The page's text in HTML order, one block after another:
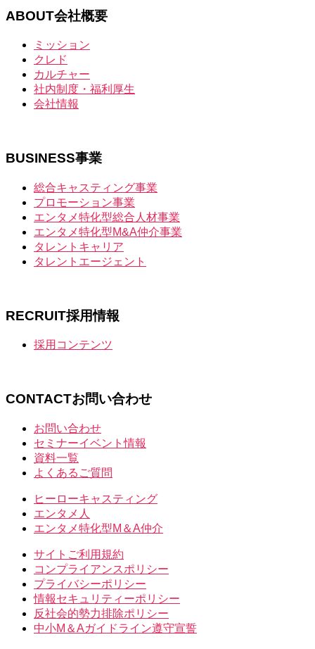
ABOUT会社概要
ミッション
クレド
カルチャー
社内制度・福利厚生
会社情報
BUSINESS事業
総合キャスティング事業
プロモーション事業
エンタメ特化型総合人材事業
エンタメ特化型M&A仲介事業
タレントキャリア
タレントエージェント
RECRUIT採用情報
採用コンテンツ
CONTACTお問い合わせ
お問い合わせ
セミナーイベント情報
資料一覧
よくあるご質問
ヒーローキャスティング
エンタメ人
エンタメ特化型M＆A仲介
サイトご利用規約
コンプライアンスポリシー
プライバシーポリシー
情報セキュリティーポリシー
反社会的勢力排除ポリシー
中小M＆Aガイドライン遵守宣誓